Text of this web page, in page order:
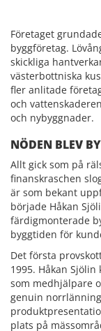
Företaget
byggföretag.
skickliga
västerbottniska
fler anlitade
och
och nybyggnader.
NÖDEN BLEV
Allt gick som på
finanskraschen
är som bekant
började Håkan
färdigmonterade
byggtiden för
Det första
1995. Håkan
som medhjälpare
genuin
plats på